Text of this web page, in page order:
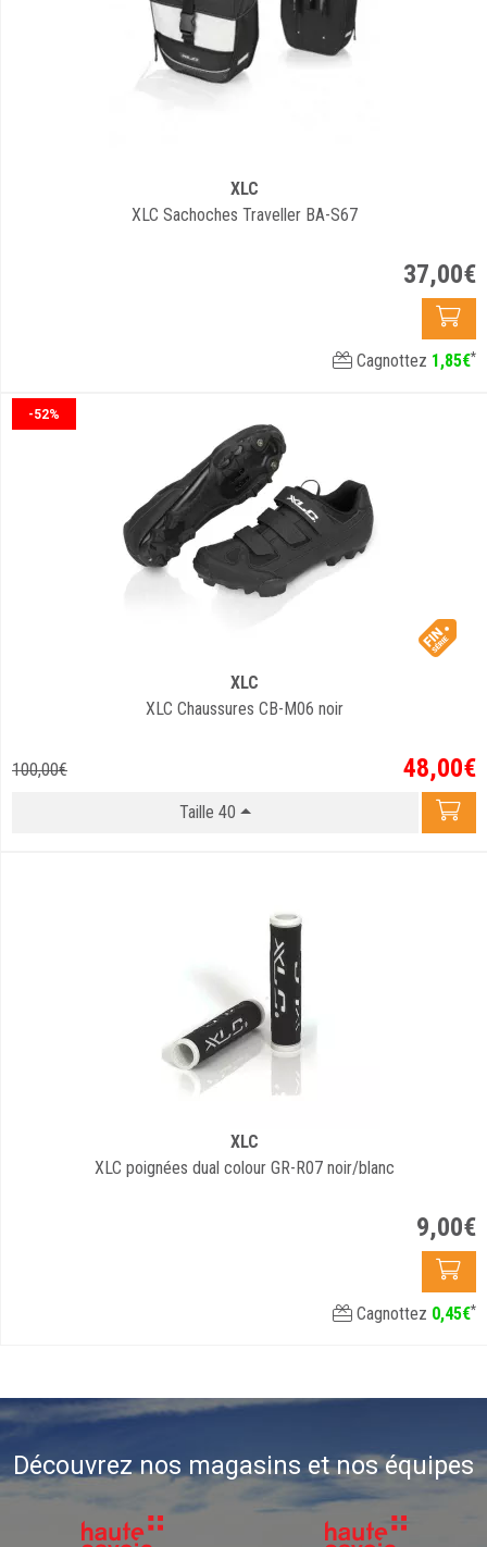
XLC
XLC Sachoches Traveller BA-S67
37,00€
Cagnottez 1,85€*
-52%
XLC
XLC Chaussures CB-M06 noir
100,00€ 48,00€
Taille 40
XLC
XLC poignées dual colour GR-R07 noir/blanc
9,00€
Cagnottez 0,45€*
Découvrez nos magasins et nos équipes